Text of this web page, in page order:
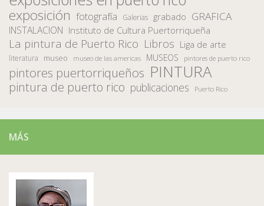
exposición fotografía Galerias grabado GRAFICA
INSTALACION Instituto de Cultura Puertorriqueña
La pintura de Puerto Rico Libros Liga de arte
literatura museo museo de las americas MUSEOS pintores de puerto rico
pintores puertorriqueños PINTURA
pintura de puerto rico publicaciones Puerto Rico
MÁS